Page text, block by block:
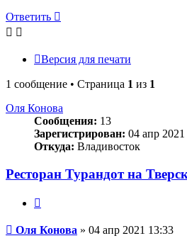
Ответить
Версия для печати
1 сообщение • Страница 1 из 1
Оля Конова
Сообщения: 13
Зарегистрирован: 04 апр
Откуда: Владивосток
Ресторан Турандот на
Сообщение
Оля Конова » 04 апр 2021 13:33